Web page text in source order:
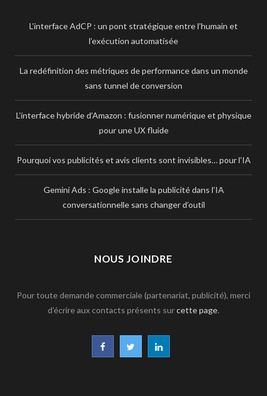
L’interface AdCP : un pont stratégique entre l’humain et
l’exécution automatisée
La redéfinition des métriques de performance dans un monde
sans tunnel de conversion
L’interface hybride d’Amazon : fusionner numérique et physique
pour une UX fluide
Pourquoi vos publicités et avis clients sont invisibles… pour l’IA
Gemini Ads : Google installe la publicité dans l’IA
conversationnelle sans changer d’outil
NOUS JOINDRE
Pour toute demande commerciale (partenariat, publicité), merci
d’écrire aux contacts présents surcette page.
F L